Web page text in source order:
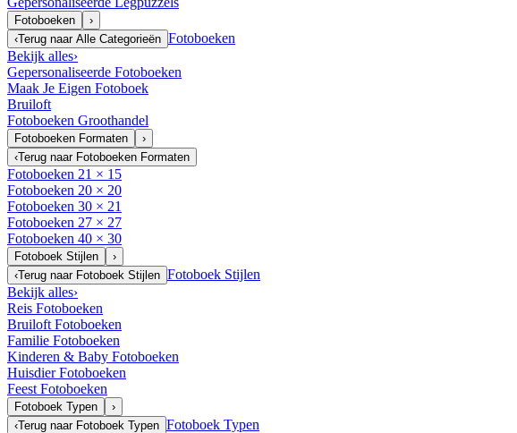
Fotoboeken
›
‹Terug naar Alle Categorieën Fotoboeken
Bekijk alles›
Gepersonaliseerde Fotoboeken
Maak Je Eigen Fotoboek
Bruiloft
Fotoboeken Groothandel
Fotoboeken Formaten
›
‹Terug naar Fotoboeken Formaten
Fotoboeken 21 × 15
Fotoboeken 20 × 20
Fotoboeken 30 × 21
Fotoboeken 27 × 27
Fotoboeken 40 × 30
Fotoboek Stijlen
›
‹Terug naar Fotoboek Stijlen Fotoboek Stijlen
Bekijk alles›
Reis Fotoboeken
Bruiloft Fotoboeken
Familie Fotoboeken
Kinderen & Baby Fotoboeken
Huisdier Fotoboeken
Feest Fotoboeken
Fotoboek Typen
›
‹Terug naar Fotoboek Typen Fotoboek Typen